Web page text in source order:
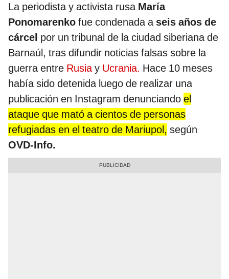
La periodista y activista rusa María
Ponomarenko fue condenada a seis años de
cárcel por un tribunal de la ciudad siberiana de
Barnaúl, tras difundir noticias falsas sobre la
guerra entre Rusiay Ucrania. Hace 10 meses
había sido detenida luego de realizar una
publicación en Instagram denunciando el
ataque que mató a cientos de personas
refugiadas en el teatro de Mariupol, según
OVD-Info.